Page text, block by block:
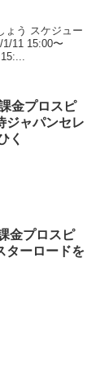
ょう スケジュー
11 15:00〜
金プロスピ
ジャパンセレ
く
金プロスピ
ターロードを